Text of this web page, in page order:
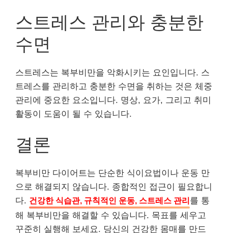
스트레스 관리와 충분한
수면
스트레스는 복부비만을 악화시키는 요인입니다. 스
트레스를 관리하고 충분한 수면을 취하는 것은 체중
관리에 중요한 요소입니다. 명상, 요가, 그리고 취미
활동이 도움이 될 수 있습니다.
결론
복부비만 다이어트는 단순한 식이요법이나 운동 만
으로 해결되지 않습니다. 종합적인 접근이 필요합니
다. 건강한 식습관, 규칙적인 운동, 스트레스 관리를 통
해 복부비만을 해결할 수 있습니다. 목표를 세우고
꾸준히 실행해 보세요. 당신의 건강한 몸매를 만드